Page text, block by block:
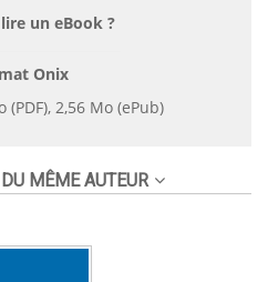
un eBook ?
Onix
(PDF), 2,56 Mo (ePub)
MÊME AUTEUR